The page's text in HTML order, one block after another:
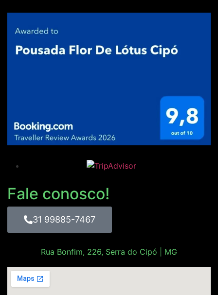
Fale conosco!
31 99885-7467
Rua Bonfim, 226, Serra do Cipó | MG